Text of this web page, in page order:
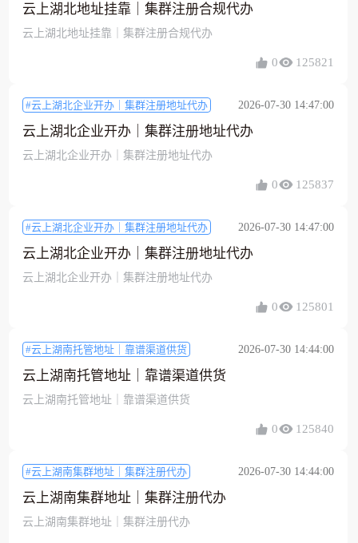
云上湖北地址挂靠｜集群注册合规代办
云上湖北地址挂靠｜集群注册合规代办
0 125821
#云上湖北企业开办｜集群注册地址代办 2026-07-30 14:47:00
云上湖北企业开办｜集群注册地址代办
云上湖北企业开办｜集群注册地址代办
0 125837
#云上湖北企业开办｜集群注册地址代办 2026-07-30 14:47:00
云上湖北企业开办｜集群注册地址代办
云上湖北企业开办｜集群注册地址代办
0 125801
#云上湖南托管地址｜靠谱渠道供货 2026-07-30 14:44:00
云上湖南托管地址｜靠谱渠道供货
云上湖南托管地址｜靠谱渠道供货
0 125840
#云上湖南集群地址｜集群注册代办 2026-07-30 14:44:00
云上湖南集群地址｜集群注册代办
云上湖南集群地址｜集群注册代办